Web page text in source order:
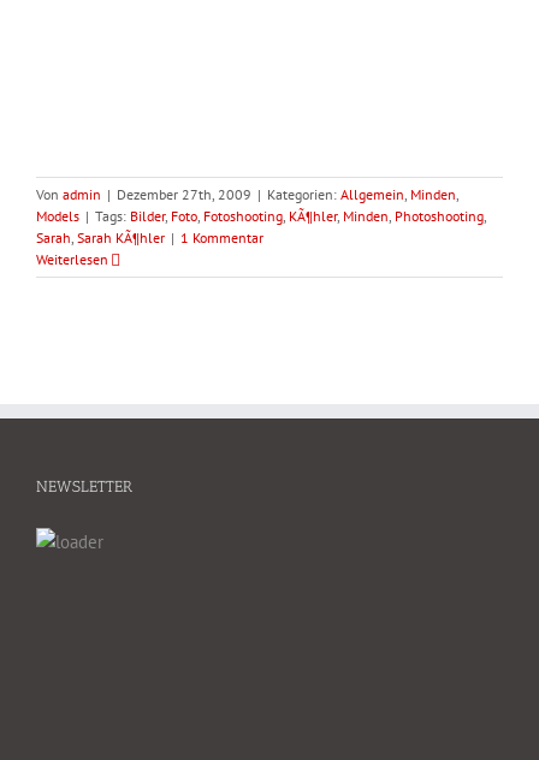
Von admin | Dezember 27th, 2009 | Kategorien: Allgemein, Minden,
Models | Tags: Bilder, Foto, Fotoshooting, KÃ¶hler, Minden, Photoshooting,
Sarah, Sarah KÃ¶hler | 1 Kommentar
Weiterlesen
NEWSLETTER